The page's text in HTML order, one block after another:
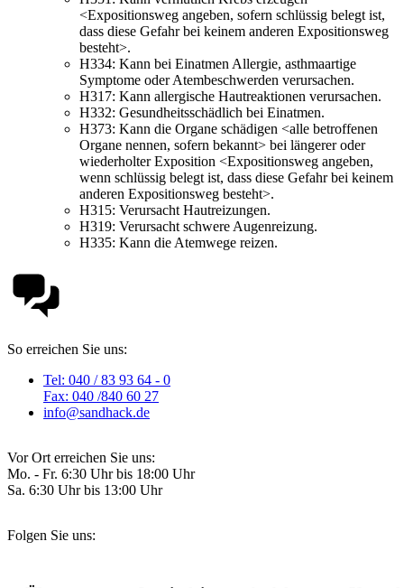
<Expositionsweg angeben, sofern schlüssig belegt ist,
dass diese Gefahr bei keinem anderen Expositionsweg
besteht>.
H334: Kann bei Einatmen Allergie, asthmaartige
Symptome oder Atembeschwerden verursachen.
H317: Kann allergische Hautreaktionen verursachen.
H332: Gesundheitsschädlich bei Einatmen.
H373: Kann die Organe schädigen <alle betroffenen
Organe nennen, sofern bekannt> bei längerer oder
wiederholter Exposition <Expositionsweg angeben,
wenn schlüssig belegt ist, dass diese Gefahr bei keinem
anderen Expositionsweg besteht>.
H315: Verursacht Hautreizungen.
H319: Verursacht schwere Augenreizung.
H335: Kann die Atemwege reizen.
So erreichen Sie uns:
Tel: 040 / 83 93 64 - 0
Fax: 040 /840 60 27
info@sandhack.de
Vor Ort erreichen Sie uns:
Mo. - Fr. 6:30 Uhr bis 18:00 Uhr
Sa. 6:30 Uhr bis 13:00 Uhr
Folgen Sie uns: